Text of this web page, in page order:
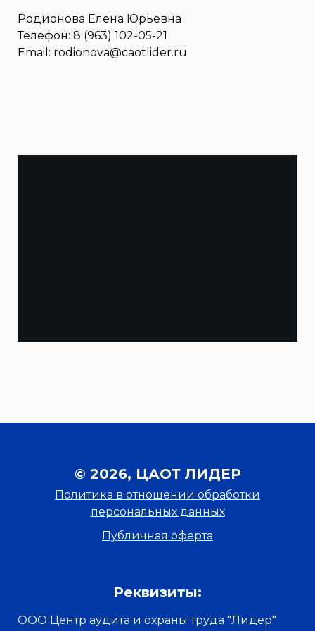
Родионова Елена Юрьевна
Телефон: 8 (963) 102-05-21
Email: rodionova@caotlider.ru
© 2026, ЦАОТ ЛИДЕР
Политика в отношении обработки
персональных данных
Публичная оферта
Реквизиты:
ООО Центр аудита и охраны труда "Лидер"